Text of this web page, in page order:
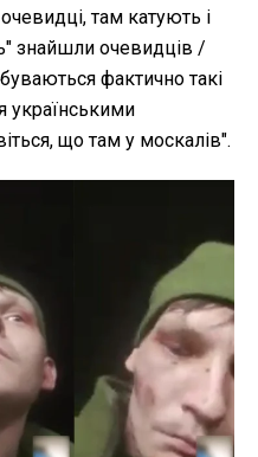
там катують і
знайшли очевидців /
фактично такі
українськими
що там у москалів".